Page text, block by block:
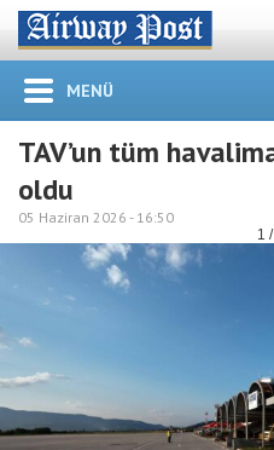
MENÜ
TAV’un tüm
oldu
05 Haziran 2026 - 16:50
1